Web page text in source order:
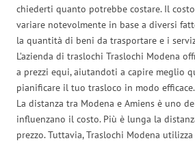
chiederti quanto potrebbe costare. Il
variare notevolmente in base a diversi
la quantità di beni da trasportare e i
L’azienda di traslochi Traslochi Modena
a prezzi equi, aiutandoti a capire meglio
pianificare il tuo trasloco in modo efficace.
La distanza tra Modena e Amiens è uno
influenzano il costo. Più è lunga la
prezzo. Tuttavia, Traslochi Modena